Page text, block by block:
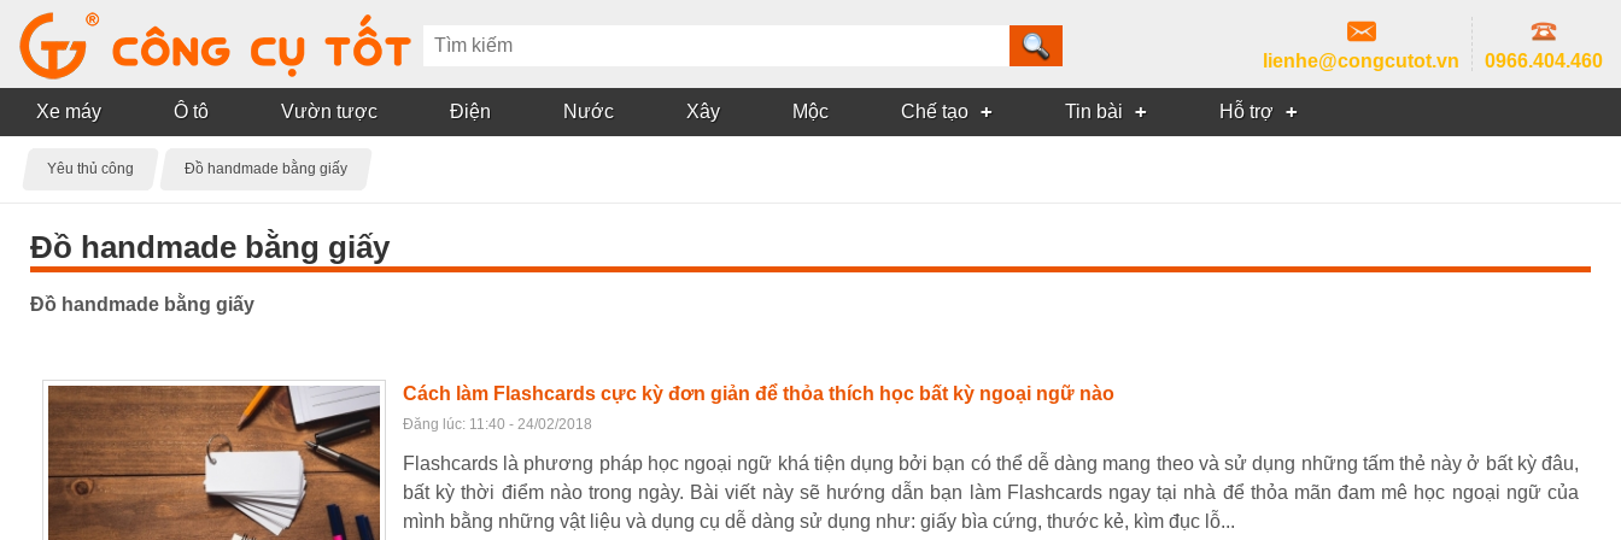
0966.404.460
lienhe@congcutot.vn
Xe máy Ô tô Vườn tược Điện Nước Xây Mộc Chế tạo Tin bài Hỗ trợ
Yêu thủ công Đồ handmade bằng giấy
Đồ handmade bằng giấy
Đồ handmade bằng giấy
Cách làm Flashcards cực kỳ đơn giản để thỏa thích học bất kỳ ngoại ngữ nào
Đăng lúc: 11:40 - 24/02/2018
Flashcards là phương pháp học ngoại ngữ khá tiện dụng bởi bạn có thể dễ dàng mang theo và sử dụng những tấm thẻ này ở bất kỳ đâu,
bất kỳ thời điểm nào trong ngày. Bài viết này sẽ hướng dẫn bạn làm Flashcards ngay tại nhà để thỏa mãn đam mê học ngoại ngữ của
mình bằng những vật liệu và dụng cụ dễ dàng sử dụng như: giấy bìa cứng, thước kẻ, kìm đục lỗ...